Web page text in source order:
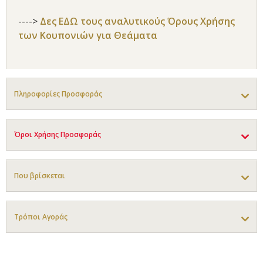
----> Δες ΕΔΩ τους αναλυτικούς Όρους Χρήσης
των Κουπονιών για Θεάματα
Πληροφορίες Προσφοράς
Όροι Χρήσης Προσφοράς
Που βρίσκεται
Τρόποι Αγοράς